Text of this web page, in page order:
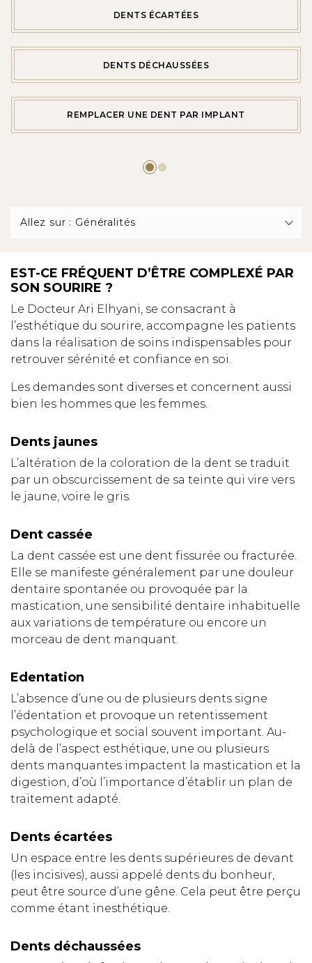
DENTS ÉCARTÉES
DENTS DÉCHAUSSÉES
REMPLACER UNE DENT PAR IMPLANT
EST-CE FRÉQUENT D’ÊTRE COMPLEXÉ PAR
SON SOURIRE ?
Le Docteur Ari Elhyani, se consacrant à
l’esthétique du sourire, accompagne les patients
dans la réalisation de soins indispensables pour
retrouver sérénité et confiance en soi.
Les demandes sont diverses et concernent aussi
bien les hommes que les femmes.
Dents jaunes
L’altération de la coloration de la dent se traduit
par un obscurcissement de sa teinte qui vire vers
le jaune, voire le gris.
Dent cassée
La dent cassée est une dent fissurée ou fracturée.
Elle se manifeste généralement par une douleur
dentaire spontanée ou provoquée par la
mastication, une sensibilité dentaire inhabituelle
aux variations de température ou encore un
morceau de dent manquant.
Edentation
L’absence d’une ou de plusieurs dents signe
l’édentation et provoque un retentissement
psychologique et social souvent important. Au-
delà de l’aspect esthétique, une ou plusieurs
dents manquantes impactent la mastication et la
digestion, d’où l’importance d’établir un plan de
traitement adapté.
Dents écartées
Un espace entre les dents supérieures de devant
(les incisives), aussi appelé dents du bonheur,
peut être source d’une gêne. Cela peut être perçu
comme étant inesthétique.
Dents déchaussées